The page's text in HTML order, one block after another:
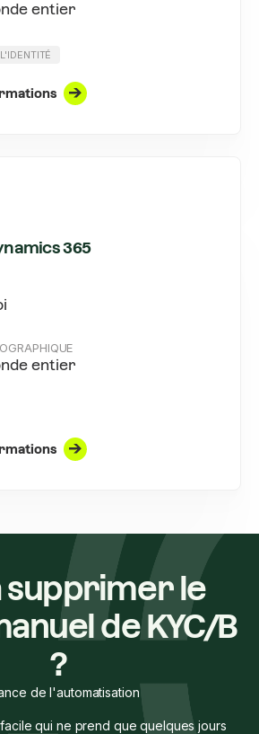
entier
365
entier
supprimer le
de KYC/B
?
de l'automatisation
qui ne prend que quelques jours